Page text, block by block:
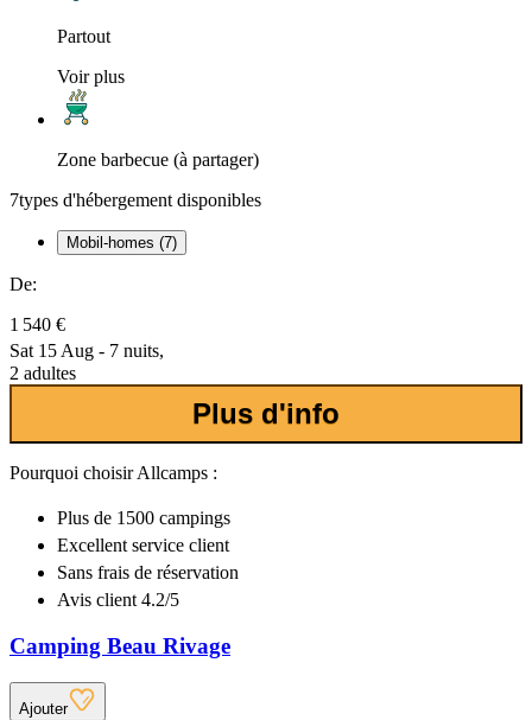
Partout
Voir plus
Zone barbecue (à partager)
7types d'hébergement disponibles
Mobil-homes (7)
De:
1 540 €
Sat 15 Aug - 7 nuits,
2 adultes
Plus d'info
Pourquoi choisir Allcamps :
Plus de 1500 campings
Excellent service client
Sans frais de réservation
Avis client 4.2/5
Camping Beau Rivage
Ajouter